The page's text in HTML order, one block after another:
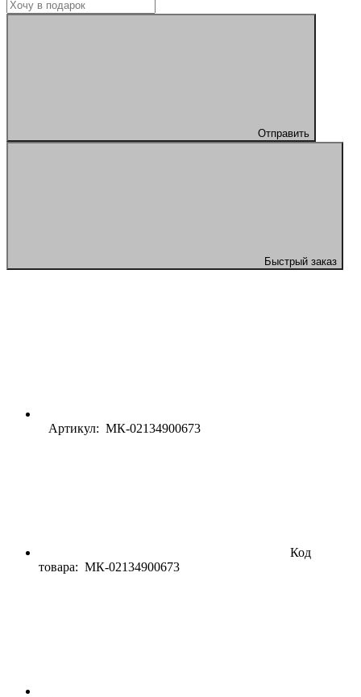
Отправить
Быстрый заказ
Артикул: МК-02134900673
Код
товара: МК-02134900673